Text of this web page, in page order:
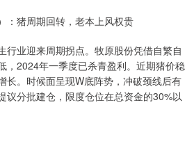
：猪周期回转，老本上风权贵
行业迎来周期拐点。牧原股份凭借自繁自
，2024年一季度已杀青盈利。近期猪价稳
长。时候面呈现W底阵势，冲破颈线后有
议分批建仓，限度仓位在总资金的30%以